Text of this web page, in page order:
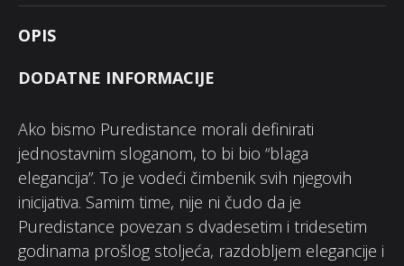
OPIS
DODATNE INFORMACIJE
Ako bismo Puredistance morali definirati
jednostavnim sloganom, to bi bio “blaga
elegancija”. To je vodeći čimbenik svih njegovih
inicijativa. Samim time, nije ni čudo da je
Puredistance povezan s dvadesetim i tridesetim
godinama prošlog stoljeća, razdobljem elegancije i